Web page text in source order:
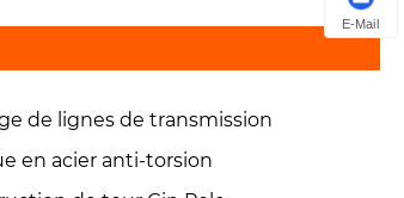
de lignes de transmission
en acier anti-torsion
E-Mail